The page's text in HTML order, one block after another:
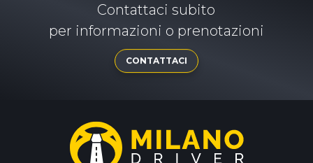
Contattaci subito
per informazioni o prenotazioni
CONTATTACI